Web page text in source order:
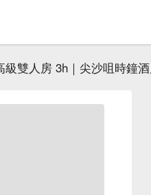
級雙人房 3h｜尖沙咀時鐘